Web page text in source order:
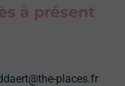
à présent
places.fr